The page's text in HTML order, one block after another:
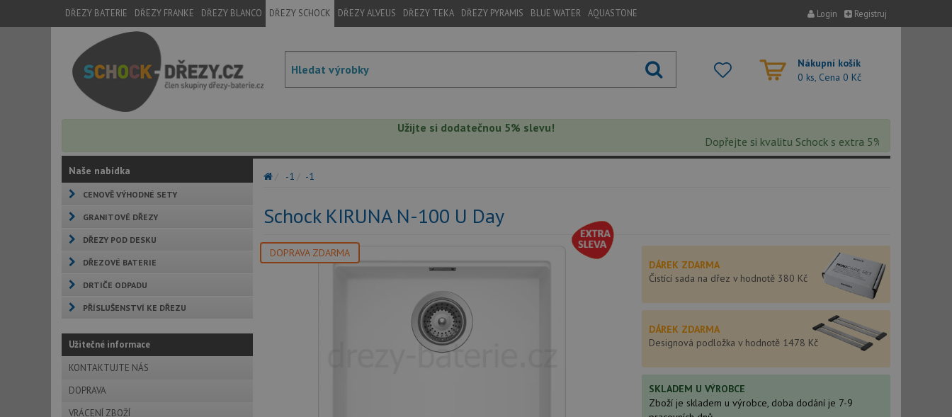
DŘEZY BATERIE DŘEZY FRANKE DŘEZY BLANCO DŘEZY SCHOCK DŘEZY ALVEUS DŘEZY TEKA DŘEZY PYRAMIS BLUE WATER AQUASTONE Login Registruj
Nákupní košík
0 ks, Cena 0 Kč
Užijte si dodatečnou 5% slevu!
Dopřejte si kvalitu Schock s extra 5% slevou – sleva
Naše nabídka
CENOVĚ VÝHODNÉ SETY
GRANITOVÉ DŘEZY
DŘEZY POD DESKU
DŘEZOVÉ BATERIE
DRTIČE ODPADU
PŘÍSLUŠENSTVÍ KE DŘEZU
Užitečné informace
KONTAKTUJTE NÁS
DOPRAVA
VRÁCENÍ ZBOŽÍ
-1 -1
Schock KIRUNA N-100 U Day
DOPRAVA ZDARMA
DÁREK ZDARMA
Čistící sada na dřez v hodnotě 380 Kč
DÁREK ZDARMA
Designová podložka v hodnotě 1478 Kč
SKLADEM U VÝROBCE
Zboží je skladem u výrobce, doba dodání je 7-9